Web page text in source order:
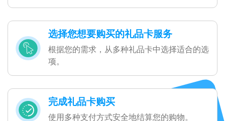
选择您想要购买的礼品卡服务
根据您的需求，从多种礼品卡中选择适合的选
项。
完成礼品卡购买
使用多种支付方式安全地结算您的购物。